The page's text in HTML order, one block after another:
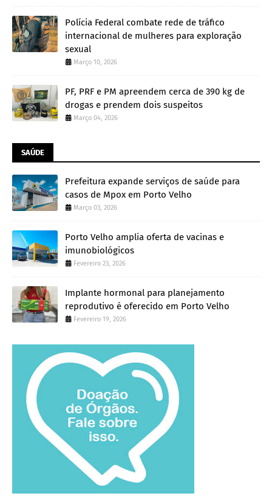
Polícia Federal combate rede de tráfico
internacional de mulheres para exploração
sexual
Março 10, 2026
PF, PRF e PM apreendem cerca de 390 kg de
drogas e prendem dois suspeitos
Março 04, 2026
SAÚDE
Prefeitura expande serviços de saúde para
casos de Mpox em Porto Velho
Março 03, 2026
Porto Velho amplia oferta de vacinas e
imunobiológicos
Fevereiro 23, 2026
Implante hormonal para planejamento
reprodutivo é oferecido em Porto Velho
Fevereiro 19, 2026